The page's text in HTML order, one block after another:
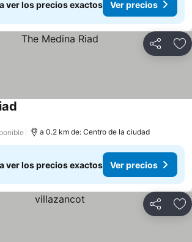
ver los precios exactos Ver precios
Compartir
a 0.2 km de: Centro de la ciudad
ver los precios exactos Ver precios
Compartir